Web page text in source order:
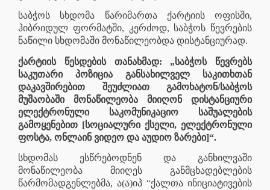
საბჭოს სხდომა წარიმართა ქარტიის ოფისში,
ჰიბრიდულ ფორმატში, კერძოდ, საბჭოს წევრების
ნაწილი სხდომაში მონაწილეობდა დისტანციურად.
ქარტიის წესდების თანახმად: „საბჭოს წევრებს
საკუთარი პოზიცია განსახილველ საკითხთან
დაკავშირებით შეუძლიათ გამოხატონ/საბჭოს
მუშაობაში მონაწილეობა მიიღონ დისტანციური
ელექტრონული საკომუნიკაციო საშუალების
გამოყენებით [სოციალური ქსელი, ელექტრონული
ფოსტა, ონლაინ ვიდეო და აუდიო ზარები]“.
სხდომას ესწრებოდნენ და განხილვაში
მონაწილეობა მიიღეს განმცხადებლების
წარმომადგენლებმა, ა(ა)იპ “ქალთა ინიციატივების